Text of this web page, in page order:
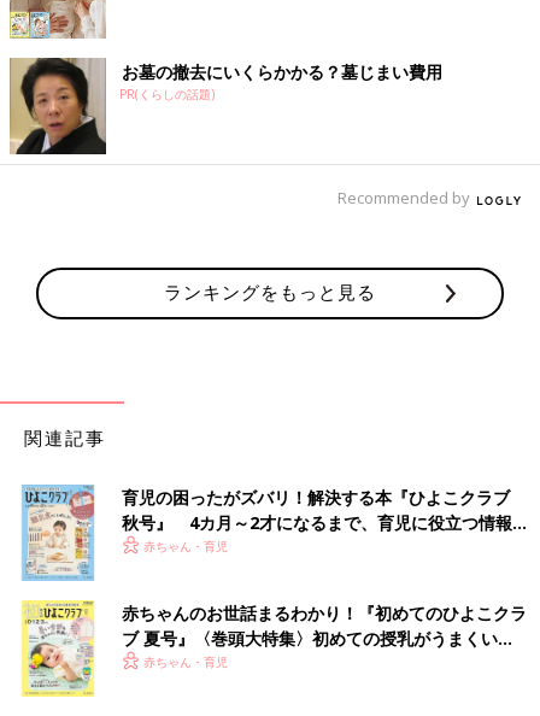
お墓の撤去にいくらかかる？墓じまい費用
PR(くらしの話題)
Recommended by
ランキングをもっと見る
関連記事
育児の困ったがズバリ！解決する本『ひよこクラブ
秋号』 4カ月～2才になるまで、育児に役立つ情報が
いっぱい！
赤ちゃん・育児
赤ちゃんのお世話まるわかり！『初めてのひよこクラ
ブ 夏号』〈巻頭大特集〉初めての授乳がうまくい
く！ おっぱい・ミルクの基本と夏のトラブル 解決テ
赤ちゃん・育児